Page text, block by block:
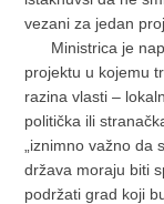
vezani za jedan
Ministrica je
projektu u kojemu
razina vlasti –
politička ili
„iznimno važno
država moraju biti
podržati grad koji